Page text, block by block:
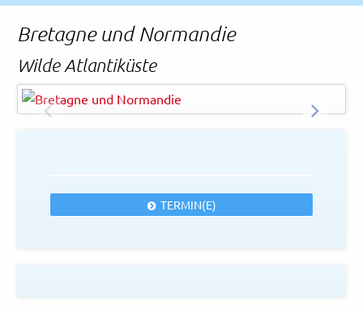
Bretagne und Normandie
Wilde Atlantiküste
Melinda Nagy - AdobeStock
© Easy-BUS
TERMIN(E)
Rechtliches und AGB
Reiseversicherung